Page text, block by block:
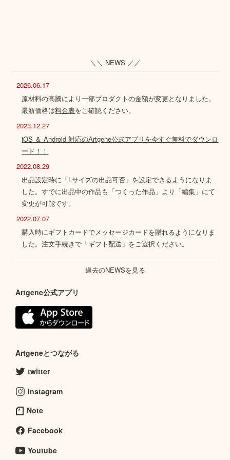
＼＼ NEWS ／／
2026.06.17
原材料の高騰により一部プロダクトの金額が変更となりました。
最新価格は料金表をご確認ください。
2023.12.27
iOS ＆ Android 対応のArtgene公式アプリを今すぐ無料でダウンロ
ード！！
2022.08.29
出品設定時に「Lサイズの出品可否」を設定できるようになりま
した。すでに出品中の作品も「つくった作品」より「編集」にて
変更が可能です。
2022.07.07
購入時にギフトカードでメッセージカードを贈れるようになりま
した。注文手続きで「ギフト配送」をご選択ください。
過去のNEWSを見る
Artgene公式アプリ
Artgeneとつながる
twitter
Instagram
Note
Facebook
Youtube